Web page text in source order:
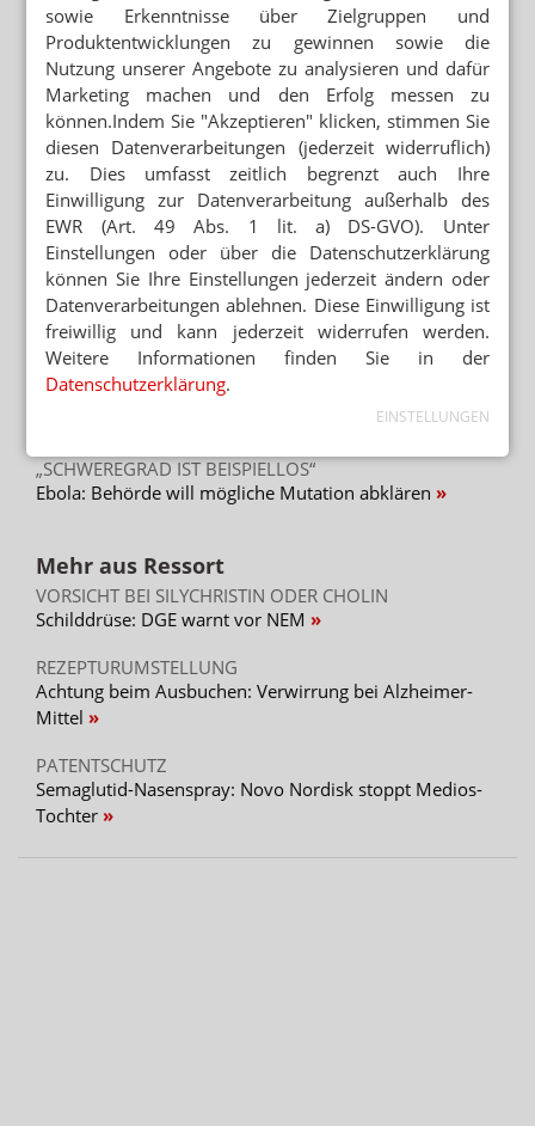
sowie Erkenntnisse über Zielgruppen und
Produktentwicklungen zu gewinnen sowie die
Nutzung unserer Angebote zu analysieren und dafür
Marketing machen und den Erfolg messen zu
können.Indem Sie "Akzeptieren" klicken, stimmen Sie
diesen Datenverarbeitungen (jederzeit widerruflich)
zu. Dies umfasst zeitlich begrenzt auch Ihre
Einwilligung zur Datenverarbeitung außerhalb des
EWR (Art. 49 Abs. 1 lit. a) DS-GVO). Unter
Einstellungen oder über die Datenschutzerklärung
können Sie Ihre Einstellungen jederzeit ändern oder
Datenverarbeitungen ablehnen. Diese Einwilligung ist
freiwillig und kann jederzeit widerrufen werden.
Weitere Informationen finden Sie in der
Datenschutzerklärung.
EINSTELLUNGEN
neue Zertifikate
ROBUSTE T-ZELL-ANTWORT
Tübingen: Corona-Impfstoff für Krebspatienten
UNIVERSELLER SCHUTZ
Wirksamer Impfstoff bei allen Varianten
Mehr zum Thema
PODCAST NUR MAL SO ZUM WISSEN
Das Cannabis-Chaos
MISSACHTUNG DES KONGRESSES?
Corona: US-Ausschuss will Immunologen belangen
„SCHWEREGRAD IST BEISPIELLOS“
Ebola: Behörde will mögliche Mutation abklären
Mehr aus Ressort
VORSICHT BEI SILYCHRISTIN ODER CHOLIN
Schilddrüse: DGE warnt vor NEM
REZEPTURUMSTELLUNG
Achtung beim Ausbuchen: Verwirrung bei Alzheimer-
Mittel
PATENTSCHUTZ
Semaglutid-Nasenspray: Novo Nordisk stoppt Medios-
Tochter